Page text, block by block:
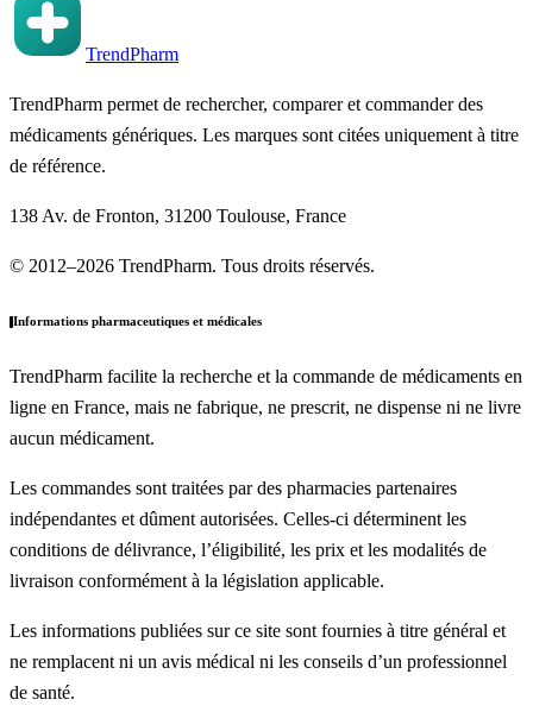
TrendPharm
TrendPharm permet de rechercher, comparer et commander des
médicaments génériques. Les marques sont citées uniquement à titre
de référence.
138 Av. de Fronton, 31200 Toulouse, France
© 2012–2026 TrendPharm. Tous droits réservés.
Informations pharmaceutiques et médicales
TrendPharm facilite la recherche et la commande de médicaments en
ligne en France, mais ne fabrique, ne prescrit, ne dispense ni ne livre
aucun médicament.
Les commandes sont traitées par des pharmacies partenaires
indépendantes et dûment autorisées. Celles-ci déterminent les
conditions de délivrance, l’éligibilité, les prix et les modalités de
livraison conformément à la législation applicable.
Les informations publiées sur ce site sont fournies à titre général et
ne remplacent ni un avis médical ni les conseils d’un professionnel
de santé.